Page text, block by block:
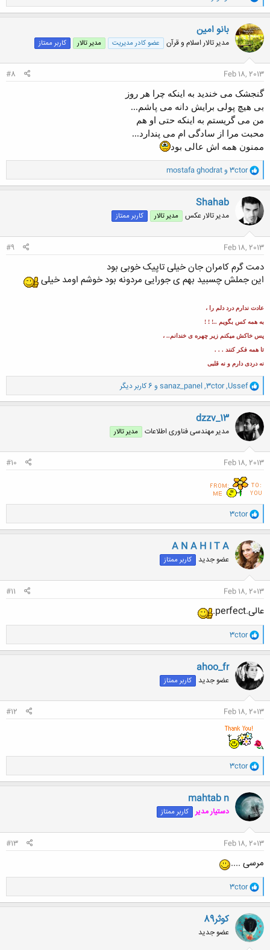
ا
ک
ن
ش
ه
ا
بانو امین
مدیر تالار اسلام و قرآن عضو کادر مدیریت مدیر تالار کاربر ممتاز
Feb 18, 2013
#8
گنجشک می خندید به اینکه چرا هر روز
بی هیچ پولی برایش دانه می پاشم...
من می گریستم به اینکه حتی او هم
محبت مرا از سادگی ام می پندارد...
ممنون همه اش عالی بود
و
ا
ک
ن
ش
ه
ا
3ctor وmostafa ghodrat
Shahab
مدیر تالار عکس مدیر تالار کاربر ممتاز
Feb 18, 2013
#9
دمت گرم کامران جان خیلی تاپیک خوبی بود
این جملش چسبید بهم ی جورایی مردونه بود خوشم اومد خیلی
عادت ندارم درد دلم را ،
به همه کس بگویم ..! ! !
پس خاکش میکنم زیر چهره ی خندانم.. ،
تا همه فکر کنند . . .
نه دردی دارم و نه قلبی
و
ا
ک
ن
ش
ه
ا
Ussef
,
3ctor
,
sanaz_panel و 6 کاربر دیگر
dzzv_13
مدیر مهندسی فناوری اطلاعات مدیر تالار
Feb 18, 2013
#10
و
ا
ک
ن
ش
ه
ا
3ctor
A N A H I T A
عضو جدید کاربر ممتاز
Feb 18, 2013
#11
عالی.perfect.
و
ا
ک
ن
ش
ه
ا
3ctor
ahoo_fr
عضو جدید کاربر ممتاز
Feb 18, 2013
#12
و
ا
ک
ن
ش
ه
ا
3ctor
mahtab n
دستیار مدیر کاربر ممتاز
Feb 18, 2013
#13
مرسی ....
و
ا
ک
ن
ش
ه
ا
3ctor
کوثر89
عضو جدید